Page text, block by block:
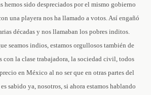
hemos sido despreciados por el mismo gobierno
una playera nos ha llamado a votos. Así engañó
décadas y nos llamaban los pobres inditos.
seamos indios, estamos orgullosos también de
con la clase trabajadora, la sociedad civil, todos
en México al no ser que en otras partes del
sabido ya, nosotros, si ahora estamos hablando